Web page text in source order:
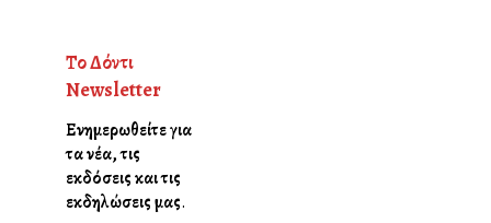
Το Δόντι
Newsletter
Ενημερωθείτε για
τα νέα, τις
εκδόσεις και τις
εκδηλώσεις μας.